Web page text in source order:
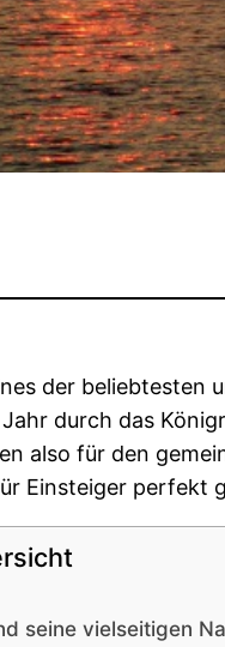
der beliebtesten
durch das
also für den
Einsteiger perfekt
seine vielseitigen